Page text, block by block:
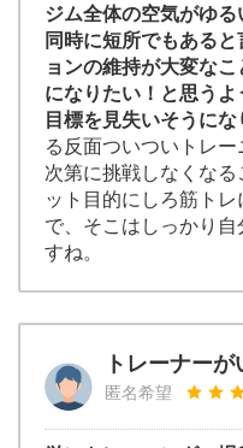
ジム全体の空気がゆ
同時に短所でもある
ョンの維持が大変な
になりたい！と思うよ
目標を見失いそうにな
る反面ついついトレー
次第に挑戦しなくな
ット目的にしろ筋ト
で、そこはしっかり
すね。
トレーナーが
匿名希望